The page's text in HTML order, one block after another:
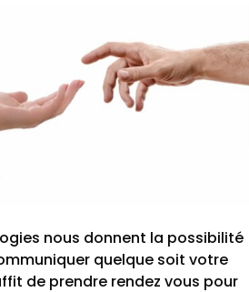
nous donnent la possibilité
quelque soit votre
de prendre rendez vous pour